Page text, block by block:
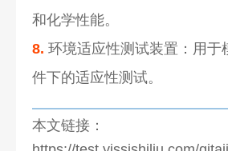
和化学性能。
8. 环境适应性测试装置：用于
件下的适应性测试。
本文链接：